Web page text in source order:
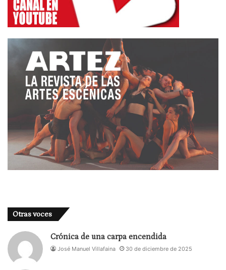
Otras voces
Crónica de una carpa encendida
José Manuel Villafaina 30 de diciembre de 2025